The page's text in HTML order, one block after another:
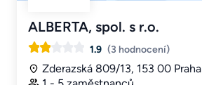
ALBERTA, spol. s r.o.
1.9 (3 hodnocení)
Zderazská 809/13, 153 00 Praha